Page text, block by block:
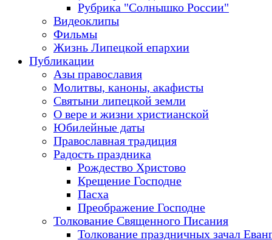
Рубрика "Солнышко России"
Видеоклипы
Фильмы
Жизнь Липецкой епархии
Публикации
Азы православия
Молитвы, каноны, акафисты
Святыни липецкой земли
О вере и жизни христианской
Юбилейные даты
Православная традиция
Радость праздника
Рождество Христово
Крещение Господне
Пасха
Преображение Господне
Толкование Священного Писания
Толкование праздничных зачал